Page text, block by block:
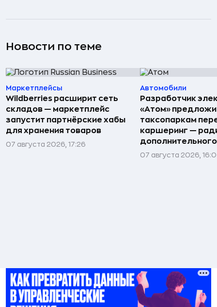
Новости по теме
Маркетплейсы
Wildberries расширит сеть
складов — маркетплейс
запустит партнёрские хабы
для хранения товаров
07 августа 2026, 17:26
Автомобили
Разработчик
«Атом»
таксопаркам
каршеринг —
07 августа 2026,